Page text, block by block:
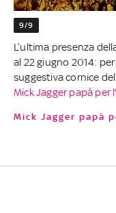
9/9
L’ultima presenza
al 22 giugno 2014:
suggestiva cornice
Mick Jagger papà
Mick Jagger